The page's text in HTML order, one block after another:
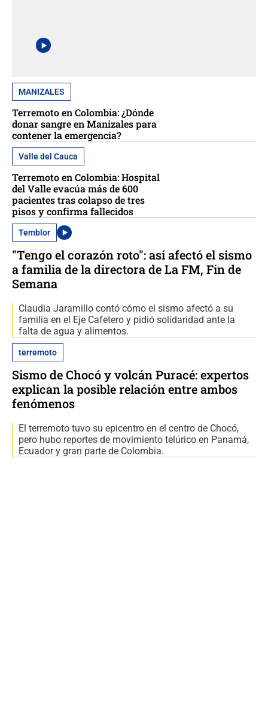
MANIZALES
Terremoto en Colombia: ¿Dónde
donar sangre en Manizales para
contener la emergencia?
Valle del Cauca
Terremoto en Colombia: Hospital
del Valle evacúa más de 600
pacientes tras colapso de tres
pisos y confirma fallecidos
Temblor
"Tengo el corazón roto": así afectó el sismo
a familia de la directora de La FM, Fin de
Semana
Claudia Jaramillo contó cómo el sismo afectó a su
familia en el Eje Cafetero y pidió solidaridad ante la
falta de agua y alimentos.
terremoto
Sismo de Chocó y volcán Puracé: expertos
explican la posible relación entre ambos
fenómenos
El terremoto tuvo su epicentro en el centro de Chocó,
pero hubo reportes de movimiento telúrico en Panamá,
Ecuador y gran parte de Colombia.